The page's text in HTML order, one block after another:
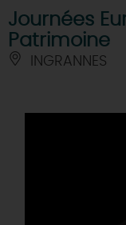
Journées
Patrimoine
INGRANNES